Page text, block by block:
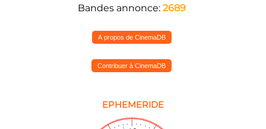
Bandes annonce: 2689
A propos de CinemaDB
Contribuer à CinemaDB
EPHEMERIDE